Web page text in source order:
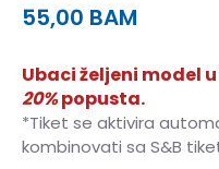
55,00 BAM
Ubaci željeni model
20%popusta.
*Tiket se aktivira
kombinovati sa S&B